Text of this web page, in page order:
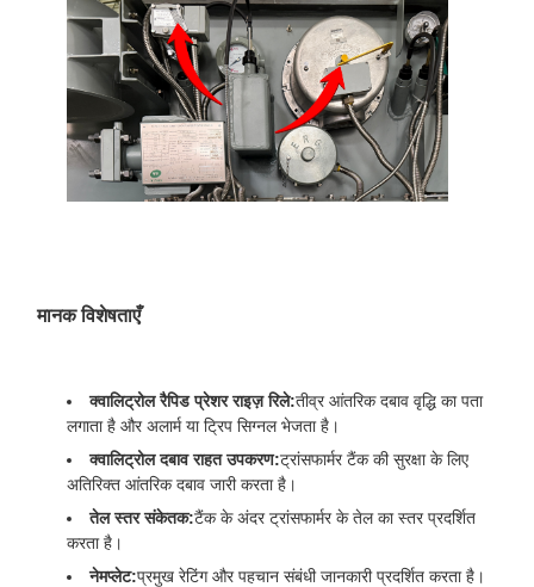
मानक विशेषताएँ
क्वालिट्रोल रैपिड प्रेशर राइज़ रिले:तीव्र आंतरिक दबाव वृद्धि का पता
लगाता है और अलार्म या ट्रिप सिग्नल भेजता है।
क्वालिट्रोल दबाव राहत उपकरण:ट्रांसफार्मर टैंक की सुरक्षा के लिए
अतिरिक्त आंतरिक दबाव जारी करता है।
तेल स्तर संकेतक:टैंक के अंदर ट्रांसफार्मर के तेल का स्तर प्रदर्शित
करता है।
नेमप्लेट:प्रमुख रेटिंग और पहचान संबंधी जानकारी प्रदर्शित करता है।